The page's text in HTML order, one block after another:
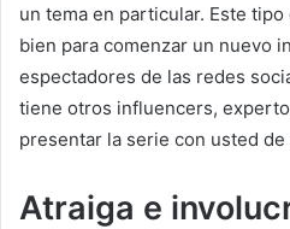
un tema en particular. Este
bien para comenzar un nuevo
espectadores de las redes
tiene otros influencers,
presentar la serie con usted de
Atraiga e